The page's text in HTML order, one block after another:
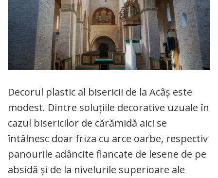
Decorul plastic al bisericii de la Acâş este
modest. Dintre soluţiile decorative uzuale în
cazul bisericilor de cărămidă aici se
întâlnesc doar friza cu arce oarbe, respectiv
panourile adâncite flancate de lesene de pe
absidă şi de la nivelurile superioare ale